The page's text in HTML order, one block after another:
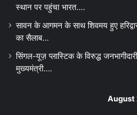
स्थान पर पहुंचा भारत….
सावन के आगमन के साथ शिवमय हुए
का सैलाब…
सिंगल-यूज़ प्लास्टिक के विरुद्ध
मुख्यमंत्री….
August